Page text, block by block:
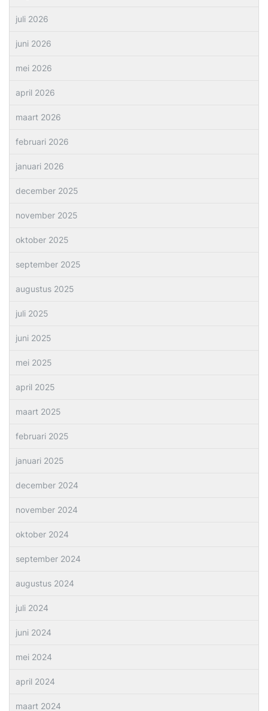
juli 2026
juni 2026
mei 2026
april 2026
maart 2026
februari 2026
januari 2026
december 2025
november 2025
oktober 2025
september 2025
augustus 2025
juli 2025
juni 2025
mei 2025
april 2025
maart 2025
februari 2025
januari 2025
december 2024
november 2024
oktober 2024
september 2024
augustus 2024
juli 2024
juni 2024
mei 2024
april 2024
maart 2024